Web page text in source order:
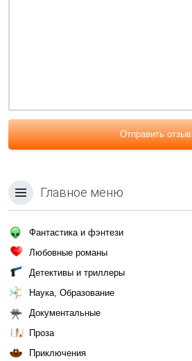
Отправить отзыв
Главное меню
Фантастика и фэнтези
Любовные романы
Детективы и триллеры
Наука, Образование
Документальные
Проза
Приключения